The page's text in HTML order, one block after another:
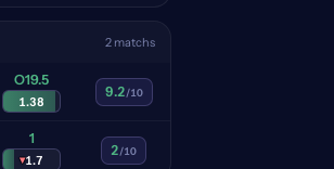
2 matchs
O19.5
1.38
9.2/10
1
▾1.7
2/10